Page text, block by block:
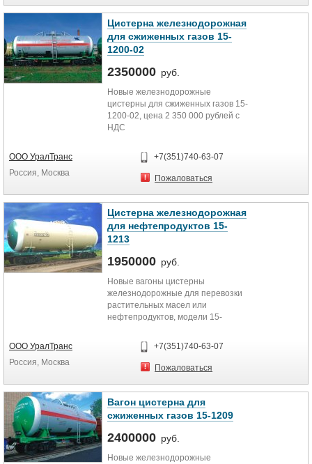
Цистерна железнодорожная
для сжиженных газов 15-
1200-02
2350000 руб.
Новые железнодорожные
цистерны для сжиженных газов 15-
1200-02, цена 2 350 000 рублей с
НДС
ООО УралТранс
Россия, Москва
+7(351)740-63-07
Пожаловаться
Цистерна железнодорожная
для нефтепродуктов 15-
1213
1950000 руб.
Новые вагоны цистерны
железнодорожные для перевозки
растительных масел или
нефтепродуктов, модели 15-
000 рублей с НДС
ООО УралТранс
Россия, Москва
+7(351)740-63-07
Пожаловаться
Вагон цистерна для
сжиженных газов 15-1209
2400000 руб.
Новые железнодорожные